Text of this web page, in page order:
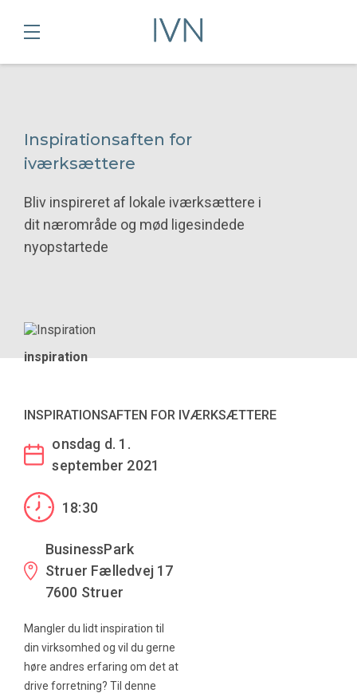
Inspirationsaften for
iværksættere
Bliv inspireret af lokale iværksættere i
dit nærområde og mød ligesindede
nyopstartede
inspiration
INSPIRATIONSAFTEN FOR IVÆRKSÆTTERE
onsdag d. 1.
september 2021
18:30
BusinessPark
Struer Fælledvej 17
7600 Struer
Mangler du lidt inspiration til
din virksomhed og vil du gerne
høre andres erfaring om det at
drive forretning? Til denne